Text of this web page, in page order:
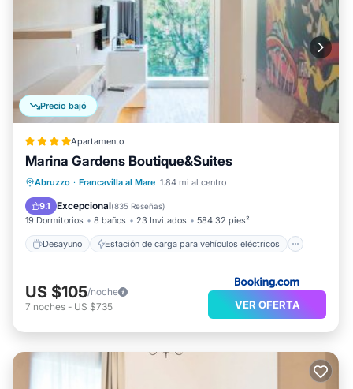
Precio bajó
Apartamento
Marina Gardens Boutique&Suites
Abruzzo · Francavilla al Mare 1.84 mi al centro
9.1 Excepcional(835 Reseñas)
19 Dormitorios 8 baños 23 Invitados 584.32 pies²
Desayuno Estación de carga para vehículos eléctricos
Desayuno
Estación de carga para vehículos eléctricos
Aparcamiento
US $105/noche
7 noches - US $735 VER OFERTA